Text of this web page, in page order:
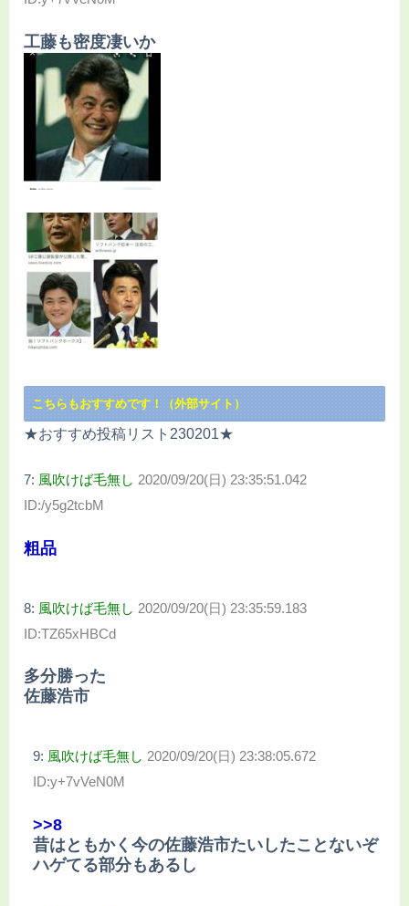
工藤も密度凄いか
こちらもおすすめです！（外部サイト）
★おすすめ投稿リスト230201★
7: 風吹けば毛無し 2020/09/20(日) 23:35:51.042
ID:/y5g2tcbM
粗品
8: 風吹けば毛無し 2020/09/20(日) 23:35:59.183
ID:TZ65xHBCd
多分勝った
佐藤浩市
9: 風吹けば毛無し 2020/09/20(日) 23:38:05.672
ID:y+7vVeN0M
>>8
昔はともかく今の佐藤浩市たいしたことないぞ
ハゲてる部分もあるし